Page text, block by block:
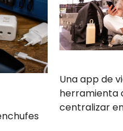
Una app de
herramienta
centralizar